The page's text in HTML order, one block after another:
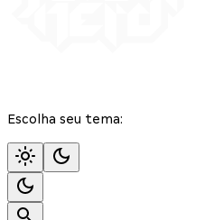
Escolha seu tema: